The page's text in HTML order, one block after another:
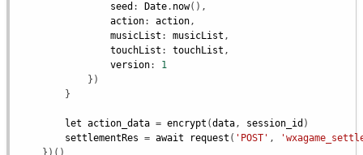
seed : Date. now(),
action: action,
musicList : musicList ,
touchList : touchList ,
version: 1
            })
        }
let action_data = encrypt (data, session_id )
settlementRes = await request ( 'POST' ,